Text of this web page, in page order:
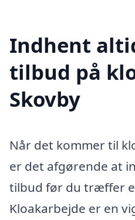
Indhent
tilbud på
Skovby
Når det kommer til
er det afgørende at
tilbud før du træffer
Kloakarbejde er en